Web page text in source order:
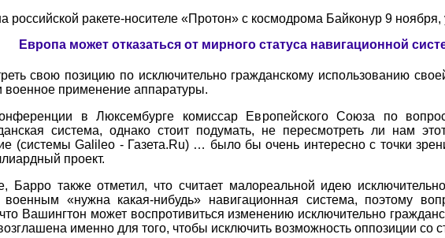
российской ракете-носителе «Протон» с космодрома Байконур 9
Европа может отказаться от мирного статуса навигационной
свою позицию по исключительно гражданскому использованию
военное применение аппаратуры.
в Люксембурге комиссар Европейского Союза по
система, однако стоит подумать, не пересмотреть ли нам
(системы Galileo - Газета.Ru) … было бы очень интересно с точки
проект.
Барро также отметил, что считает малореальной идею
военным «нужна какая-нибудь» навигационная система, поэтому
Вашингтон может воспротивиться изменению исключительно
именно для того, чтобы исключить возможность оппозиции